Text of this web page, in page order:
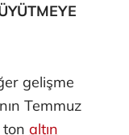
gelişme
Temmuz
ton altın